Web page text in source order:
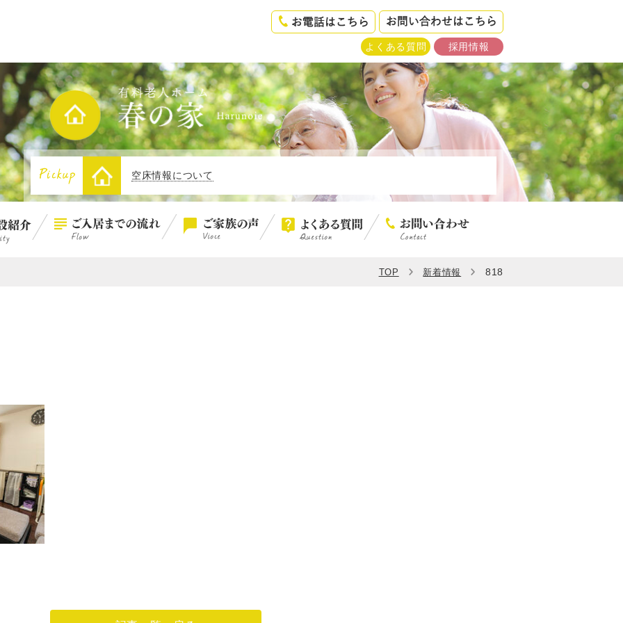
よくある質問 採用情報
空床情報について
空床情報について
空床情報について
1
TOP 新着情報 818